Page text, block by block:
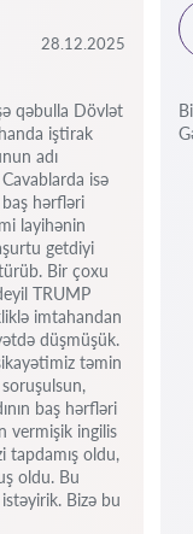
28.12.2025
qəbulla Dövlət
iştirak
adı
isə
hərfləri
layihənin
getdiyi
Bir çoxu
TRUMP
imtahandan
düşmüşük.
təmin
baş hərfləri
vermişik ingilis
tapdamış oldu,
oldu. Bu
Bizə bu